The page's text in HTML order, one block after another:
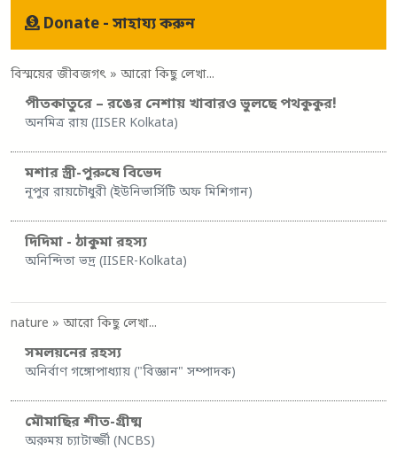
Donate - সাহায্য করুন
বিস্ময়ের জীবজগৎ » আরো কিছু লেখা...
পীতকাতুরে – রঙের নেশায় খাবারও ভুলছে পথকুকুর!
অনমিত্র রায় (IISER Kolkata)
মশার স্ত্রী-পুরুষে বিভেদ
নূপুর রায়চৌধুরী (ইউনিভার্সিটি অফ মিশিগান)
দিদিমা - ঠাকুমা রহস্য
অনিন্দিতা ভদ্র (IISER-Kolkata)
nature » আরো কিছু লেখা...
সমলয়নের রহস্য
অনির্বাণ গঙ্গোপাধ্যায় ("বিজ্ঞান" সম্পাদক)
মৌমাছির শীত-গ্রীষ্ম
অরুময় চ্যাটার্জ্জী (NCBS)